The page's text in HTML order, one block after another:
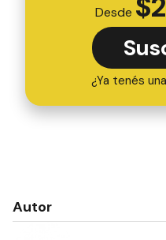
Desde
¿Ya tenés
Autor